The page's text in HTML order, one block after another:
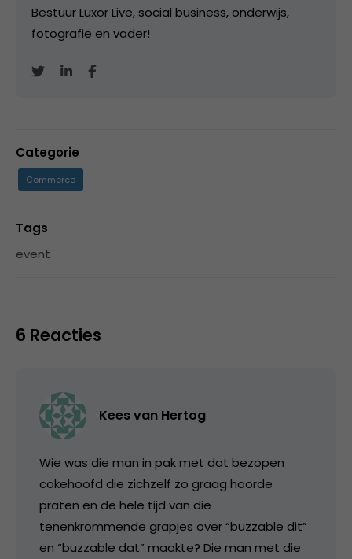
Bestuur Luxor Live, social business, onderwijs,
fotografie en vader!
Categorie
Commerce
Tags
event
6 Reacties
Kees van Hertog
Wie was die man in pak met dat bezopen
cokehoofd die zichzelf zo graag hoorde
praten en de hele tijd van die
tenenkrommende grapjes over “buzzable dit”
en “buzzable dat” maakte? Die man met die